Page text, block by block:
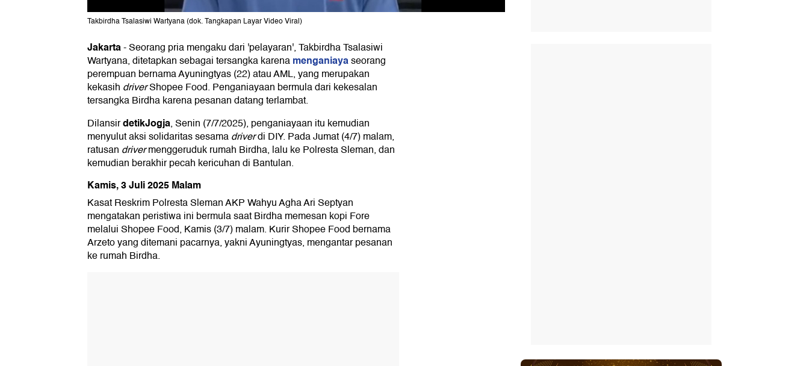
Takbirdha Tsalasiwi Wartyana (dok. Tangkapan Layar Video Viral)
Jakarta-Seorang pria mengaku dari 'pelayaran', Takbirdha Tsalasiwi
Wartyana, ditetapkan sebagai tersangka karenamenganiayaseorang
perempuan bernama Ayuningtyas (22) atau AML, yang merupakan
kekasih driverShopee Food. Penganiayaan bermula dari kekesalan
tersangka Birdha karena pesanan datang terlambat.
DilansirdetikJogja, Senin (7/7/2025), penganiayaan itu kemudian
menyulut aksi solidaritas sesamadriverdi DIY. Pada Jumat (4/7) malam,
ratusan drivermenggeruduk rumah Birdha, lalu ke Polresta Sleman, dan
kemudian berakhir pecah kericuhan di Bantulan.
Kamis, 3 Juli 2025 Malam
Kasat Reskrim Polresta Sleman AKP Wahyu Agha Ari Septyan
mengatakan peristiwa ini bermula saat Birdha memesan kopi Fore
melalui Shopee Food, Kamis (3/7) malam. Kurir Shopee Food bernama
Arzeto yang ditemani pacarnya, yakni Ayuningtyas, mengantar pesanan
ke rumah Birdha.